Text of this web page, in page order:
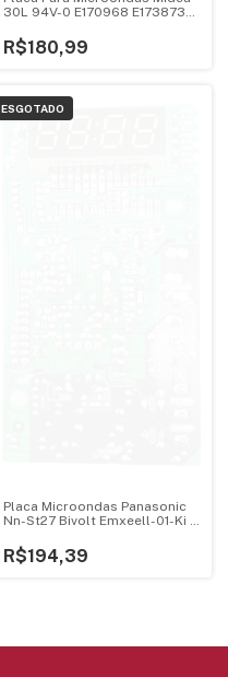
30L 94V-0 E170968 E173873
R$180,99
ESGOTADO
Placa Microondas Panasonic
Nn-St27 Bivolt Emxeell-01-Ki -
R$194,39